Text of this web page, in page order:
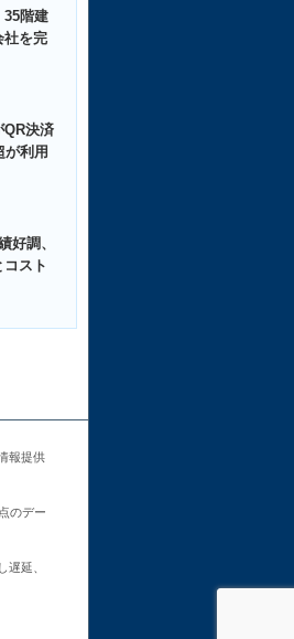
35階建
社を完
QR決済
が利用
好調、
スト
報提供
のデー
遅延、